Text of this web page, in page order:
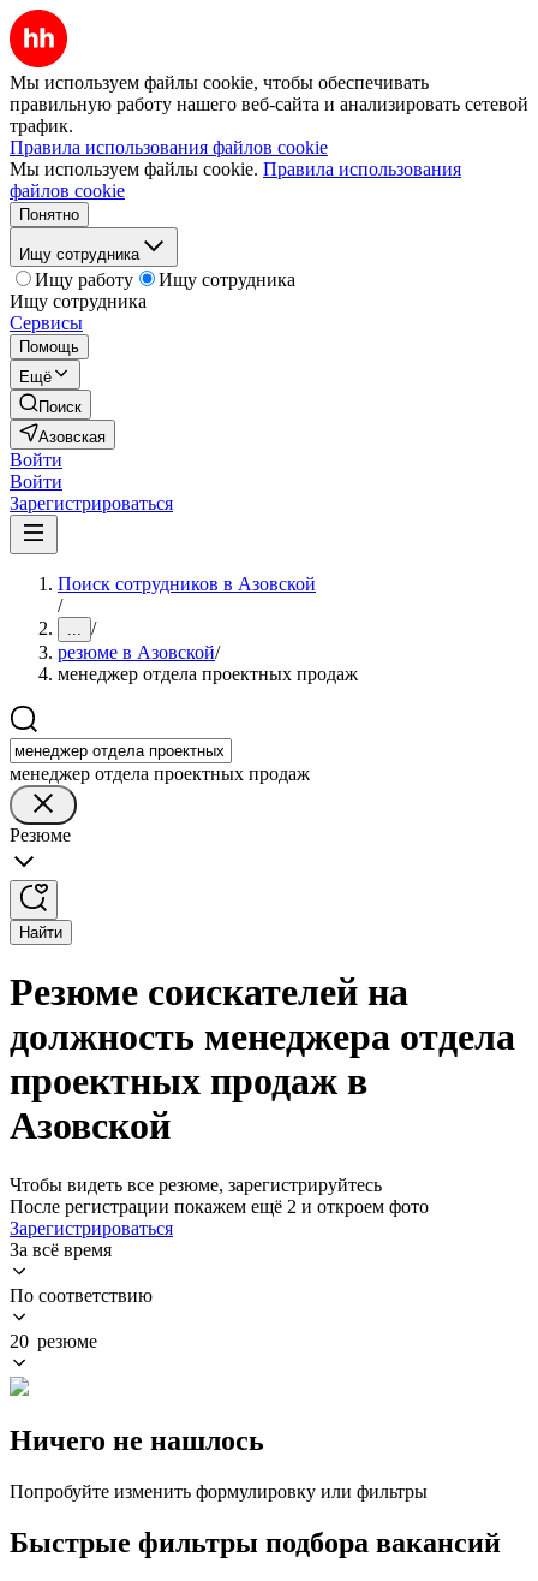
Мы используем файлы cookie, чтобы обеспечивать
правильную работу нашего веб-сайта и анализировать сетевой
трафик.
Правила использования файлов cookie
Мы используем файлы cookie. Правила использования
файлов cookie
Понятно
Ищу сотрудника
Ищу работу
Ищу сотрудника
Ищу сотрудника
Сервисы
Помощь
Ещё
Поиск
Азовская
Войти
Войти
Зарегистрироваться
Поиск сотрудников в Азовской
/
... /
резюме в Азовской/
менеджер отдела проектных продаж
менеджер отдела проектных продаж
Резюме
Найти
Резюме соискателей на
должность менеджера отдела
проектных продаж в
Азовской
Чтобы видеть все резюме, зарегистрируйтесь
После регистрации покажем ещё 2 и откроем фото
Зарегистрироваться
За всё время
По соответствию
20 резюме
Ничего не нашлось
Попробуйте изменить формулировку или фильтры
Быстрые фильтры подбора вакансий